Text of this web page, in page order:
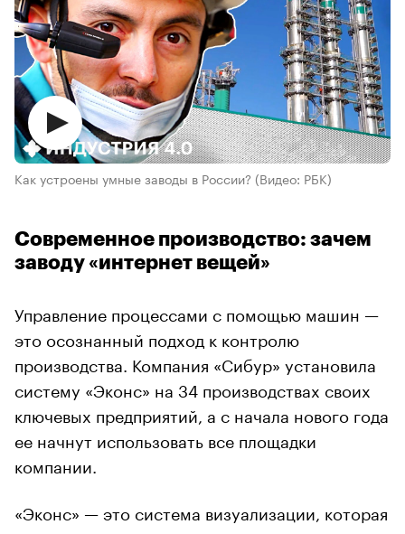
Как устроены умные заводы в России? (Видео: РБК)
Современное производство: зачем
заводу «интернет вещей»
Управление процессами с помощью машин —
это осознанный подход к контролю
производства. Компания «Сибур» установила
систему «Эконс» на 34 производствах своих
ключевых предприятий, а с начала нового года
ее начнут использовать все площадки
компании.
«Эконс» — это система визуализации, которая